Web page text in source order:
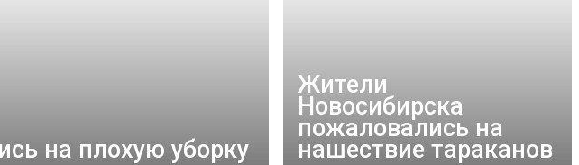
на плохую уборку
Жители
Новосибирска
пожаловались на
нашествие тараканов